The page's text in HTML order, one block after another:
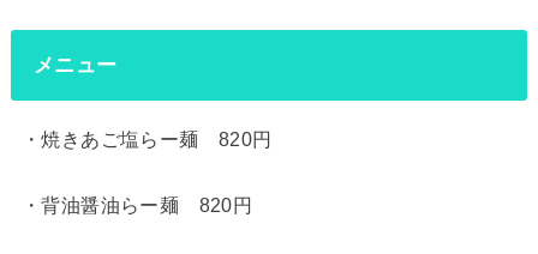
メニュー
・焼きあご塩らー麺 820円
・背油醤油らー麺 820円